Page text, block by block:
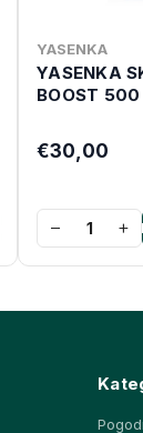
YASENKA
YASENKA
BOOST 500
€30,00
− +